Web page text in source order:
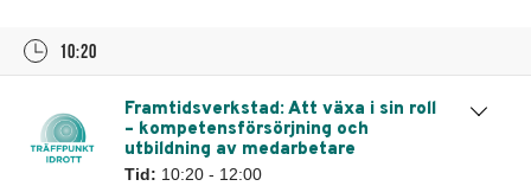
10:20
Framtidsverkstad: Att växa i sin roll
– kompetensförsörjning och
utbildning av medarbetare
Tid: 10:20 - 12:00